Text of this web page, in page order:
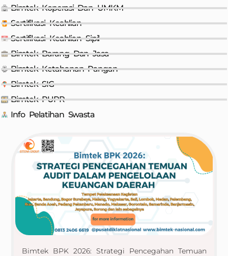
Bimtek BPK 2026: Strategi Pencegahan Temuan
Bimtek Koperasi Dan UMKM
Sertifikasi Keahlian
Sertifikasi Keahlian Sipil
Bimtek Barang Dan Jasa
Bimtek Ketahanan Pangan
Bimtek SIG
Bimtek PUPR
Info Pelatihan Swasta